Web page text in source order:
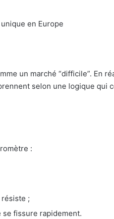
en Europe
un marché “difficile”. En
selon une logique qui
:
;
fissure rapidement.